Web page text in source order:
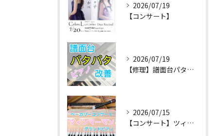
2026/07/19
【コンサート】
2026/07/19
【修理】譜面台パタパタを改善！ストレス解消！
2026/07/15
【コンサート】ツィンマーマンのグランドピアノ♪木目猫足グラン...